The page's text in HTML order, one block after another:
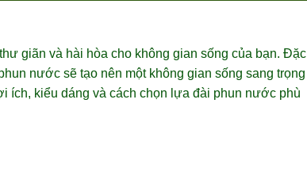
giãn và hài hòa cho không gian sống của bạn. Đặc
nước sẽ tạo nên một không gian sống sang trọng
ích, kiểu dáng và cách chọn lựa đài phun nước phù